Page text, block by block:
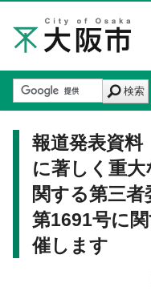
検索
報道発表資
に著しく重
関する第三
第1691号に
催します